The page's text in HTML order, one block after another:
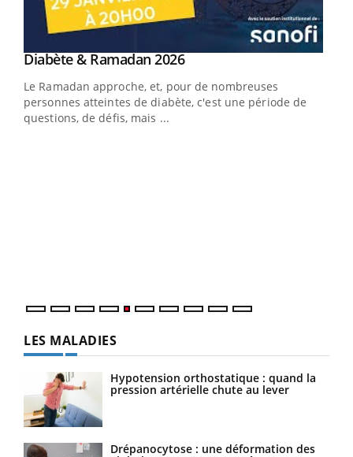
Youtube
Diabète & Ramadan 2026Youtube
Le Ramadan approche, et, pour de nombreuses
personnes atteintes de diabète, c'est une période de
questions, de défis, mais ...
LES MALADIES
Hypotension orthostatique : quand la
pression artérielle chute au lever
Drépanocytose : une déformation des